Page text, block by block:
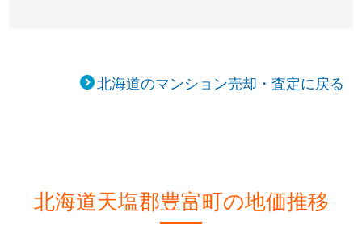
北海道のマンション売却・査定に戻る
北海道天塩郡豊富町の地価推移